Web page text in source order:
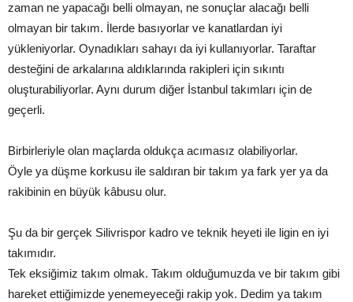
zaman ne yapacağı belli olmayan, ne sonuçlar alacağı belli
olmayan bir takım. İlerde basıyorlar ve kanatlardan iyi
yükleniyorlar. Oynadıkları sahayı da iyi kullanıyorlar. Taraftar
desteğini de arkalarına aldıklarında rakipleri için sıkıntı
oluşturabiliyorlar. Aynı durum diğer İstanbul takımları için de
geçerli.
Birbirleriyle olan maçlarda oldukça acımasız olabiliyorlar.
Öyle ya düşme korkusu ile saldıran bir takım ya fark yer ya da
rakibinin en büyük kâbusu olur.
Şu da bir gerçek Silivrispor kadro ve teknik heyeti ile ligin en iyi
takımıdır.
Tek eksiğimiz takım olmak. Takım olduğumuzda ve bir takım gibi
hareket ettiğimizde yenemeyeceği rakip yok. Dedim ya takım